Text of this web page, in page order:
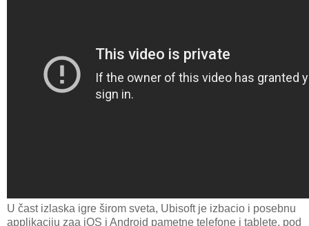
U čast izlaska igre širom sveta, Ubisoft je izbacio i posebnu
applikaciju zaa iOS i Android pametne telefone i tablete, pod